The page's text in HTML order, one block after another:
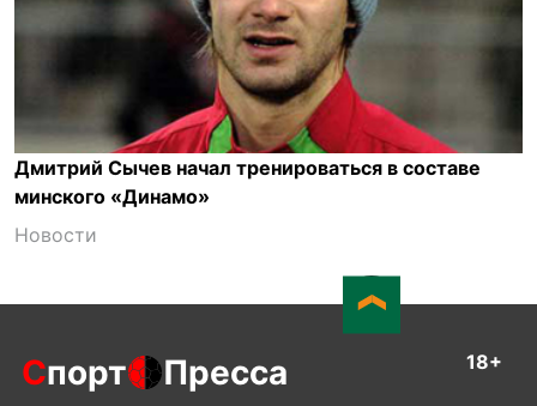
Дмитрий Сычев начал тренироваться в составе
минского «Динамо»
Новости
Спорт Пресса 18+